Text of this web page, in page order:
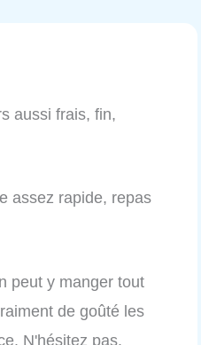
aussi frais, fin,
assez rapide, repas
peut y manger tout
de goûté les
N'hésitez pas.